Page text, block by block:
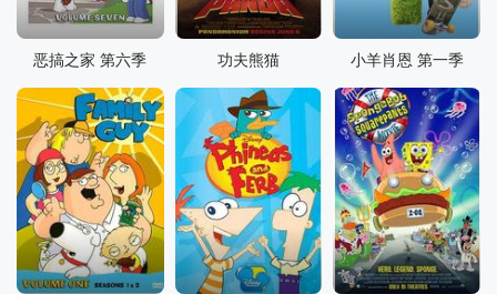
恶搞之家 第六季 功夫熊猫 小羊肖恩 第一季